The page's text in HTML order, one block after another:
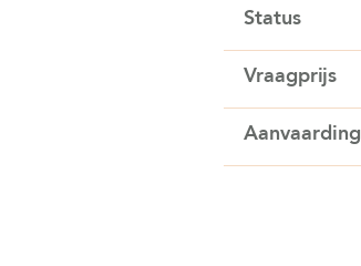
Status
Vraagprijs
Aanvaarding